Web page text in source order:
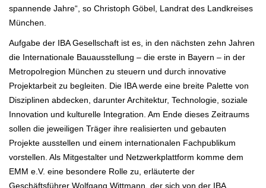
spannende Jahre“, so Christoph Göbel, Landrat des Landkreises
München.
Aufgabe der IBA Gesellschaft ist es, in den nächsten zehn Jahren
die Internationale Bauausstellung – die erste in Bayern – in der
Metropolregion München zu steuern und durch innovative
Projektarbeit zu begleiten. Die IBA werde eine breite Palette von
Disziplinen abdecken, darunter Architektur, Technologie, soziale
Innovation und kulturelle Integration. Am Ende dieses Zeitraums
sollen die jeweiligen Träger ihre realisierten und gebauten
Projekte ausstellen und einem internationalen Fachpublikum
vorstellen. Als Mitgestalter und Netzwerkplattform komme dem
EMM e.V. eine besondere Rolle zu, erläuterte der
Geschäftsführer Wolfgang Wittmann, der sich von der IBA